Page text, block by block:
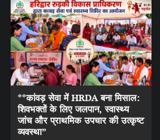
**कांवड़ सेवा में HRDA बना मिसाल:
शिवभक्तों के लिए जलपान, स्वास्थ्य
जांच और प्राथमिक उपचार की उत्कृष्ट
व्यवस्था”